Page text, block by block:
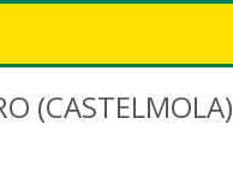
(CASTELMOLA)